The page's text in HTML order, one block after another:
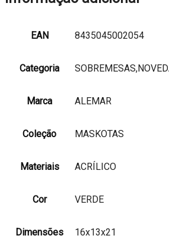
EAN 8435045002054
Categoria
Marca ALEMAR
Coleção MASKOTAS
Materiais ACRÍLICO
Cor VERDE
Dimensões 16x13x21